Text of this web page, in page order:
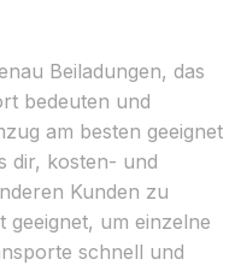
Beiladungen, das
bedeuten und
am besten geeignet
dir, kosten- und
Kunden zu
geeignet, um einzelne
schnell und